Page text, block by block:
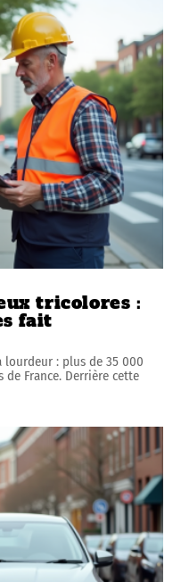
tricolores :
fait
lourdeur : plus de 35 000
France. Derrière cette